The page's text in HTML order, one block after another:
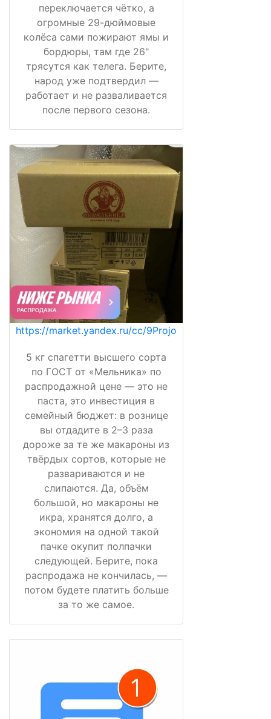
переключается чётко, а
огромные 29-дюймовые
колёса сами пожирают ямы и
бордюры, там где 26"
трясутся как телега. Берите,
народ уже подтвердил —
работает и не разваливается
после первого сезона.
https://market.yandex.ru/cc/9Projo
5 кг спагетти высшего сорта
по ГОСТ от «Мельника» по
распродажной цене — это не
паста, это инвестиция в
семейный бюджет: в рознице
вы отдадите в 2–3 раза
дороже за те же макароны из
твёрдых сортов, которые не
развариваются и не
слипаются. Да, объём
большой, но макароны не
икра, хранятся долго, а
экономия на одной такой
пачке окупит полпачки
следующей. Берите, пока
распродажа не кончилась, —
потом будете платить больше
за то же самое.